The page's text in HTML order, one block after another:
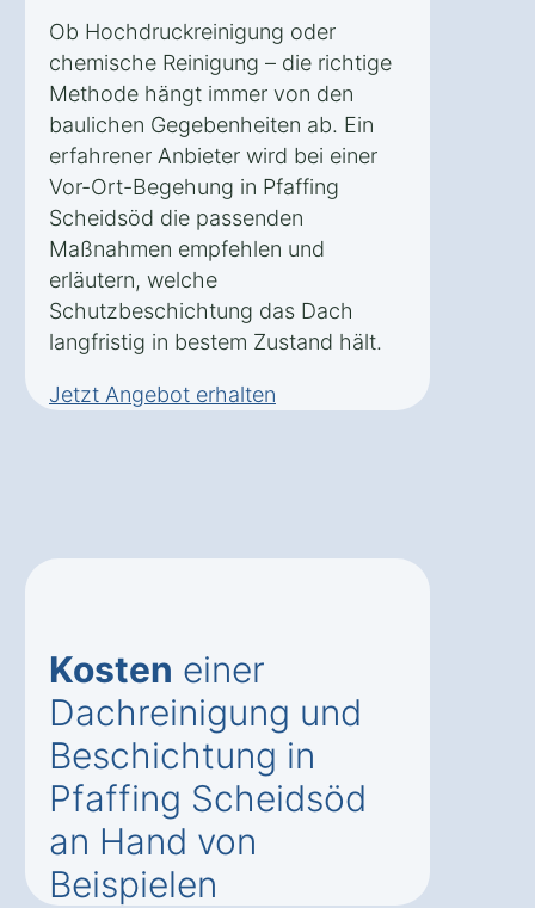
Ob Hochdruckreinigung oder
chemische Reinigung – die richtige
Methode hängt immer von den
baulichen Gegebenheiten ab. Ein
erfahrener Anbieter wird bei einer
Vor-Ort-Begehung in Pfaffing
Scheidsöd die passenden
Maßnahmen empfehlen und
erläutern, welche
Schutzbeschichtung das Dach
langfristig in bestem Zustand hält.
Jetzt Angebot erhalten
Kosten einer
Dachreinigung und
Beschichtung in
Pfaffing Scheidsöd
an Hand von
Beispielen